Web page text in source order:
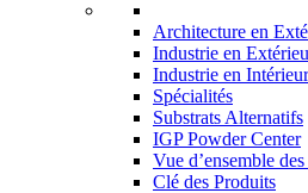
Architecture en
Industrie en
Industrie en Intérieur
Spécialités
Substrats Alternatifs
IGP Powder Center
Vue d’ensemble
Clé des Produits